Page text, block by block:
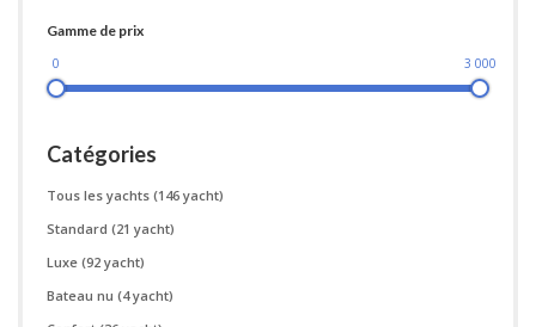
Gamme de prix
0 3 000
Catégories
Tous les yachts (146 yacht)
Standard (21 yacht)
Luxe (92 yacht)
Bateau nu (4 yacht)